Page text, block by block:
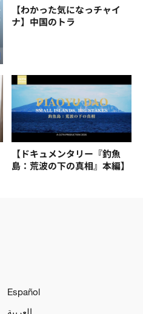
【わかった気になっチャイ
ナ】中国のトラ
【ドキュメンタリー『釣魚
島：荒波の下の真相』本編】
Español
العربية